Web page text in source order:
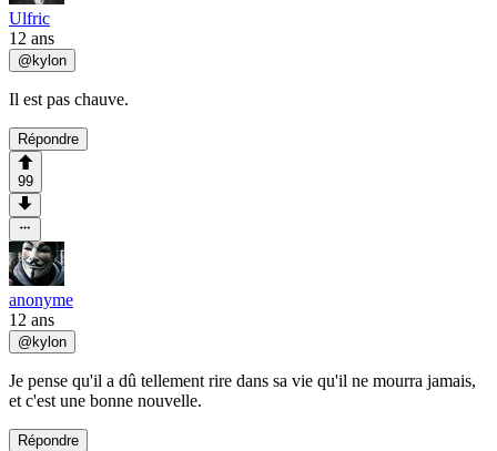
Ulfric
12 ans
@ kylon
Il est pas chauve.
Répondre
99
anonyme
12 ans
@ kylon
Je pense qu'il a dû tellement rire dans sa vie qu'il ne mourra jamais,
et c'est une bonne nouvelle.
Répondre